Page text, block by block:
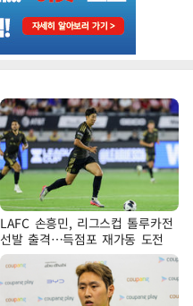
LAFC 손흥민, 리그스컵 톨루카전
선발 출격…득점포 재가동 도전